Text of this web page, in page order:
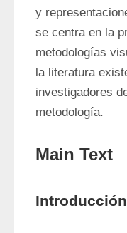
y
se centra en la
metodologías
la literatura
investigadores
metodología.
Main Text
Introducción